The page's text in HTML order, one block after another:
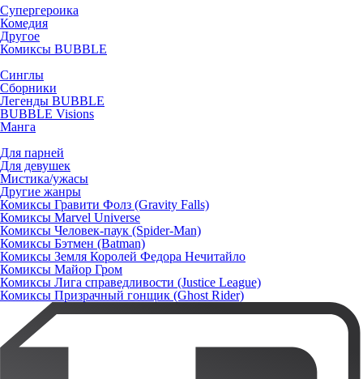
Супергероика
Комедия
Другое
Комиксы BUBBLE
Синглы
Сборники
Легенды BUBBLE
BUBBLE Visions
Манга
Для парней
Для девушек
Мистика/ужасы
Другие жанры
Комиксы Гравити Фолз (Gravity Falls)
Комиксы Marvel Universe
Комиксы Человек-паук (Spider-Man)
Комиксы Бэтмен (Batman)
Комиксы Земля Королей Федора Нечитайло
Комиксы Майор Гром
Комиксы Лига справедливости (Justice League)
Комиксы Призрачный гонщик (Ghost Rider)